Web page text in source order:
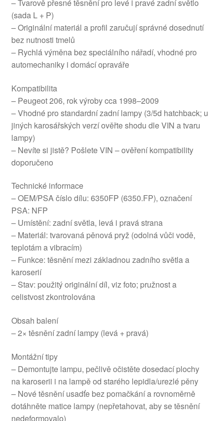
– Tvarově přesné těsnění pro levé i pravé zadní světlo
(sada L + P)
– Originální materiál a profil zaručují správné dosednutí
bez nutnosti tmelů
– Rychlá výměna bez speciálního nářadí, vhodné pro
automechaniky i domácí opraváře
Kompatibilita
– Peugeot 206, rok výroby cca 1998–2009
– Vhodné pro standardní zadní lampy (3/5d hatchback; u
jiných karosářských verzí ověřte shodu dle VIN a tvaru
lampy)
– Nevíte si jistě? Pošlete VIN – ověření kompatibility
doporučeno
Technické informace
– OEM/PSA číslo dílu: 6350FP (6350.FP), označení
PSA: NFP
– Umístění: zadní světla, levá i pravá strana
– Materiál: tvarovaná pěnová pryž (odolná vůči vodě,
teplotám a vibracím)
– Funkce: těsnění mezi základnou zadního světla a
karoserií
– Stav: použitý originální díl, viz foto; pružnost a
celistvost zkontrolována
Obsah balení
– 2× těsnění zadní lampy (levá + pravá)
Montážní tipy
– Demontujte lampu, pečlivě očistěte dosedací plochy
na karoserii i na lampě od starého lepidla/urezlé pěny
– Nové těsnění usadťe bez pomačkání a rovnoměrně
dotáhněte matice lampy (nepřetahovat, aby se těsnění
nedeformovalo)